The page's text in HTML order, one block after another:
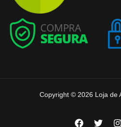
Copyright © 2026 Loja de